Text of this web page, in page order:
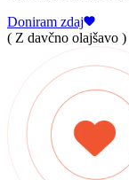
Doniram zdaj
( Z davčno olajšavo )